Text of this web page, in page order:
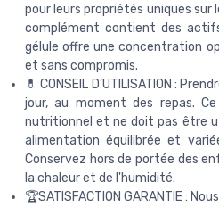
pour leurs propriétés uniques sur
complément contient des
gélule offre une concentration
et sans compromis.
💊 CONSEIL D’UTILISATION :
jour, au moment des repas.
nutritionnel et ne doit pas être
alimentation équilibrée et
Conservez hors de portée des
la chaleur et de l'humidité.
🏆SATISFACTION GARANTIE :